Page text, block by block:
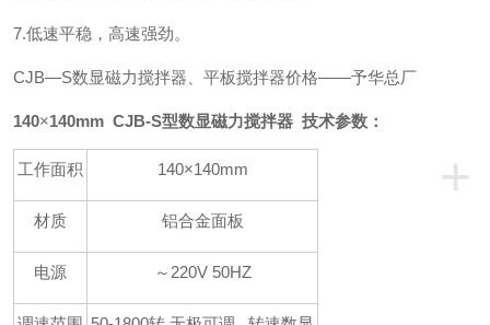
7.低速平稳，高速强劲。
CJB—S数显磁力搅拌器、平板搅拌器价格——予华总厂
140×140mm CJB-S型数显磁力搅拌器 技术参数：
+
工作面积 140×140mm
材质 铝合金面板
电源 ～220V 50HZ